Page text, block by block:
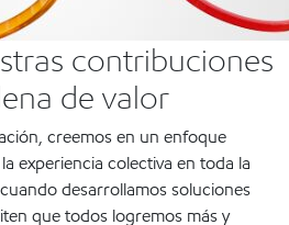
contribuciones
de valor
creemos en un enfoque
experiencia colectiva en toda la
desarrollamos soluciones
que todos logremos más y